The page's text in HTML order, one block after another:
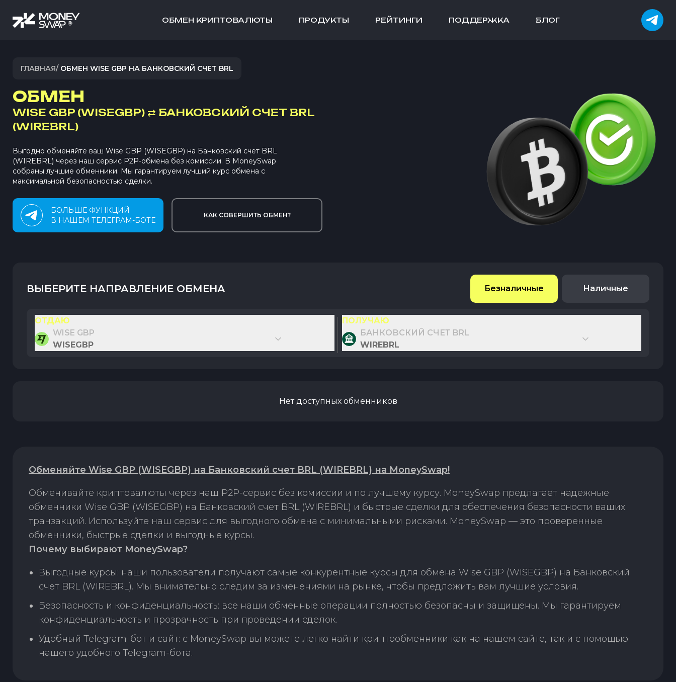
ОБМЕН КРИПТОВАЛЮТЫ ПРОДУКТЫ РЕЙТИНГИ ПОДДЕРЖКА БЛОГ
ГЛАВНАЯ/ ОБМЕН WISE GBP НА БАНКОВСКИЙ СЧЕТ BRL
ОБМЕН
WISE GBP (WISEGBP) ⇄ БАНКОВСКИЙ СЧЕТ BRL
(WIREBRL)
Выгодно обменяйте ваш Wise GBP (WISEGBP) на Банковский счет BRL
(WIREBRL) через наш сервис P2P-обмена без комиссии. В MoneySwap
собраны лучшие обменники. Мы гарантируем лучший курс обмена с
максимальной безопасностью сделки.
БОЛЬШЕ ФУНКЦИЙ
В НАШЕМ ТЕЛЕГРАМ-БОТЕ
КАК СОВЕРШИТЬ ОБМЕН?
ВЫБЕРИТЕ НАПРАВЛЕНИЕ ОБМЕНА Безналичные Наличные
ОТДАЮ
WISE GBP
WISEGBP
ПОЛУЧАЮ
БАНКОВСКИЙ СЧЕТ BRL
WIREBRL
Нет доступных обменников
Обменяйте Wise GBP (WISEGBP) на Банковский счет BRL (WIREBRL) на MoneySwap!
Обменивайте криптовалюты через наш P2P-сервис без комиссии и по лучшему курсу. MoneySwap предлагает надежные
обменники Wise GBP (WISEGBP) на Банковский счет BRL (WIREBRL) и быстрые сделки для обеспечения безопасности ваших
транзакций. Используйте наш сервис для выгодного обмена с минимальными рисками. MoneySwap — это проверенные
обменники, быстрые сделки и выгодные курсы.
Почему выбирают MoneySwap?
Выгодные курсы: наши пользователи получают самые конкурентные курсы для обмена Wise GBP (WISEGBP) на Банковский
счет BRL (WIREBRL). Мы внимательно следим за изменениями на рынке, чтобы предложить вам лучшие условия.
Безопасность и конфиденциальность: все наши обменные операции полностью безопасны и защищены. Мы гарантируем
конфиденциальность и прозрачность при проведении сделок.
Удобный Telegram-бот и сайт: с MoneySwap вы можете легко найти криптообменники как на нашем сайте, так и с помощью
нашего удобного Telegram-бота.